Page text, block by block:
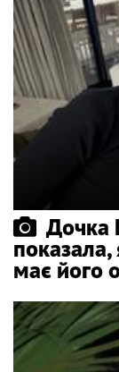
Дочка
показала,
має його